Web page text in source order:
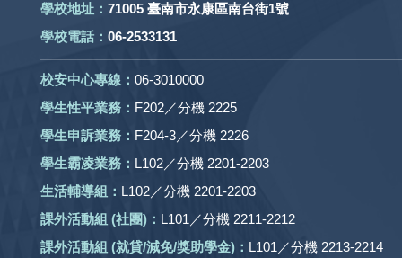
學校地址： 71005 臺南市永康區南台街1號
學校電話： 06-2533131
校安中心專線： 06-3010000
學生性平業務： F202／分機 2225
學生申訴業務： F204-3／分機 2226
學生霸凌業務： L102／分機 2201-2203
生活輔導組： L102／分機 2201-2203
課外活動組 (社團) ： L101／分機 2211-2212
課外活動組 (就貸/減免/獎助學金)： L101／分機 2213-2214